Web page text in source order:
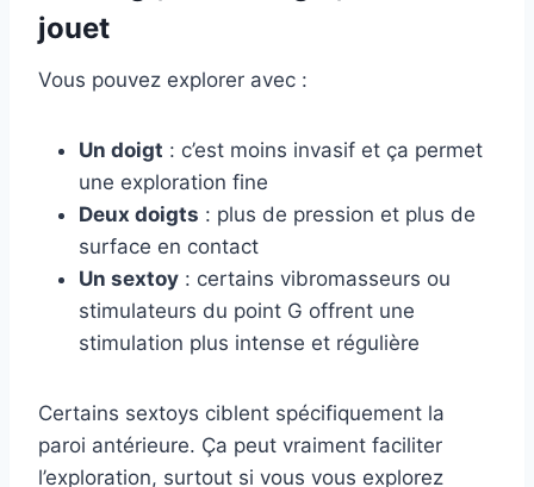
jouet
Vous pouvez explorer avec :
Un doigt : c’est moins invasif et ça permet
une exploration fine
Deux doigts : plus de pression et plus de
surface en contact
Un sextoy : certains vibromasseurs ou
stimulateurs du point G offrent une
stimulation plus intense et régulière
Certains sextoys ciblent spécifiquement la
paroi antérieure. Ça peut vraiment faciliter
l’exploration, surtout si vous vous explorez